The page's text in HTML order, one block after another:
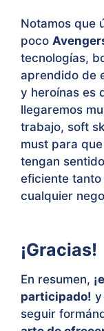
Notamos que
poco
tecnologías,
aprendido de
y heroínas es
llegaremos
trabajo, soft
must para
tengan
eficiente
cualquier
¡Gracias!
En resumen,
participado! y
seguir